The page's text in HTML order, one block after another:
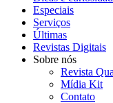
Especiais
Serviços
Últimas
Revistas Digitais
Sobre nós
Revista
Mídia Kit
Contato